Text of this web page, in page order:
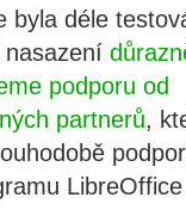
byla déle
nasazení
podporu od
partnerů,
LibreOffice